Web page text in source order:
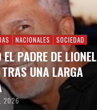
NACIONALES SOCIEDAD
PADRE DE LIONEL
UNA LARGA
2026